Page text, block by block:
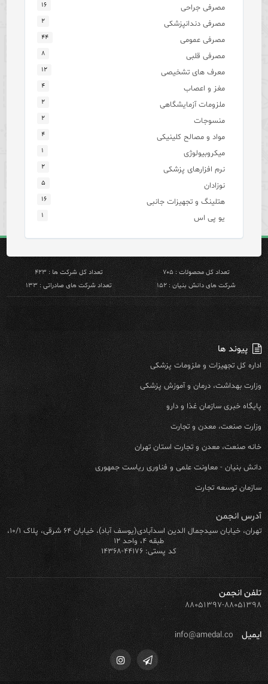
مصرفی جراحی ۱۶
مصرفی دندانپزشکی ۲
مصرفی عمومی ۴۴
مصرفی قلبی ۸
معرف های تشخیصی ۱۲
مغز و اعصاب ۴
ملزومات آزمایشگاهی ۲
منسوجات ۲
مواد و مصالح کلینیکی ۴
میکروبیولوژی ۱
نرم افزارهای پزشکی ۲
نوزادان ۵
هتلینگ و تجهیزات جانبی ۱۶
یو پی اس ۱
تعداد کل محصولات : ۷۰۵
تعداد کل شرکت ها : ۴۲۳
شرکت های دانش بنیان : ۱۵۲
تعداد شرکت های صادراتی : ۱۳۳
پیوند ها
اداره کل تجهیزات و ملزومات پزشکی
وزارت بهداشت، درمان و آموزش پزشکی
پایگاه خبری سازمان غذا و دارو
وزارت صنعت، معدن و تجارت
خانه صنعت، معدن و تجارت استان تهران
دانش بنیان - معاونت علمی و فناوری ریاست جمهوری
سازمان توسعه تجارت
آدرس انجمن
تهران، خیابان سیدجمال الدین اسدآبادی(یوسف آباد)، خیابان ۶۴ شرقی، پلاک ۱۰/۱،
طبقه ۴، واحد ۱۲
کد پستی: ۴۴۱۷۶-۱۴۳۶۸
تلفن انجمن
۸۸۰۵۱۳۹۷-۸۸۰۵۱۳۹۸
ایمیل info@amedal.co